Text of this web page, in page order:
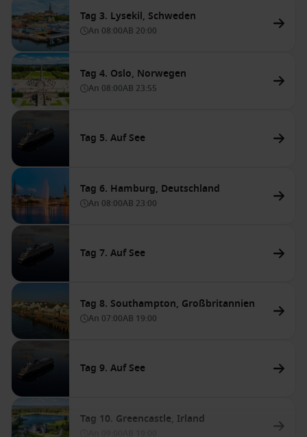
Tag 3. Lysekil, Schweden
An 08:00AB 20:00
Tag 4. Oslo, Norwegen
An 08:00AB 23:55
Tag 5. Auf See
Tag 6. Hamburg, Deutschland
An 08:00AB 23:00
Tag 7. Auf See
Tag 8. Southampton, Großbritannien
An 07:00AB 19:00
Tag 9. Auf See
Tag 10. Greencastle, Irland